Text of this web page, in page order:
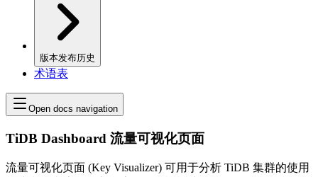
版本发布历史
术语表
Open docs navigation
TiDB Dashboard 流量可视化页面
流量可视化页面 (Key Visualizer) 可用于分析 TiDB 集群的使用